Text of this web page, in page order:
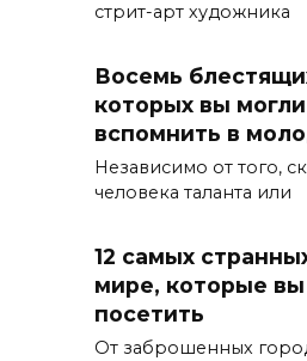
стрит-арт художника
Восемь
которых вы
вспомнить в
Независимо от того,
человека таланта или
12 самых
мире, которые
посетить
От заброшенных